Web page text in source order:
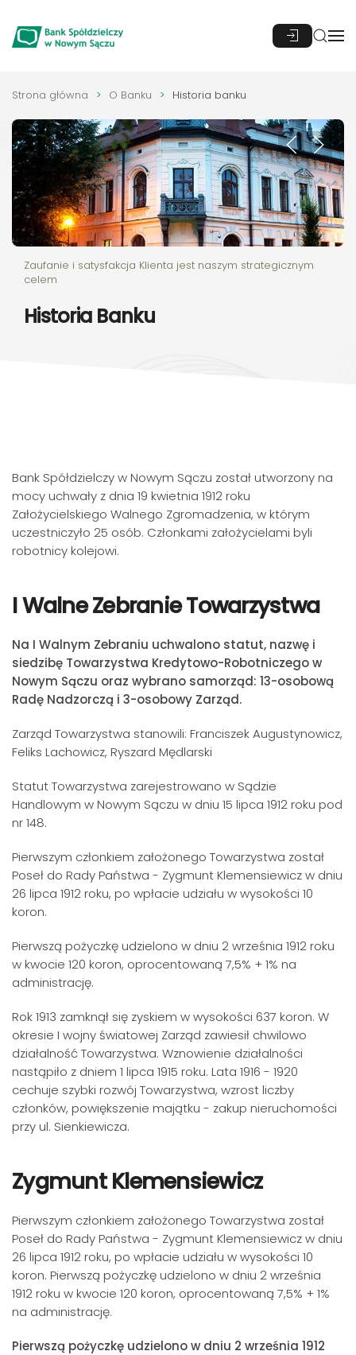
Przejdź do głównej treści
Strona główna O Banku Historia banku
Zaufanie i satysfakcja Klienta jest naszym strategicznym
celem
Historia Banku
Bank Spółdzielczy w Nowym Sączu został utworzony na
mocy uchwały z dnia 19 kwietnia 1912 roku
Założycielskiego Walnego Zgromadzenia, w którym
uczestniczyło 25 osób. Członkami założycielami byli
robotnicy kolejowi.
I Walne Zebranie Towarzystwa
Na I Walnym Zebraniu uchwalono statut, nazwę i
siedzibę Towarzystwa Kredytowo-Robotniczego w
Nowym Sączu oraz wybrano samorząd: 13-osobową
Radę Nadzorczą i 3-osobowy Zarząd.
Zarząd Towarzystwa stanowili: Franciszek Augustynowicz,
Feliks Lachowicz, Ryszard Mędlarski
Statut Towarzystwa zarejestrowano w Sądzie
Handlowym w Nowym Sączu w dniu 15 lipca 1912 roku pod
nr 148.
Pierwszym członkiem założonego Towarzystwa został
Poseł do Rady Państwa - Zygmunt Klemensiewicz w dniu
26 lipca 1912 roku, po wpłacie udziału w wysokości 10
koron.
Pierwszą pożyczkę udzielono w dniu 2 września 1912 roku
w kwocie 120 koron, oprocentowaną 7,5% + 1% na
administrację.
Rok 1913 zamknął się zyskiem w wysokości 637 koron. W
okresie I wojny światowej Zarząd zawiesił chwilowo
działalność Towarzystwa. Wznowienie działalności
nastąpiło z dniem 1 lipca 1915 roku. Lata 1916 - 1920
cechuje szybki rozwój Towarzystwa, wzrost liczby
członków, powiększenie majątku - zakup nieruchomości
przy ul. Sienkiewicza.
Zygmunt Klemensiewicz
Pierwszym członkiem założonego Towarzystwa został
Poseł do Rady Państwa - Zygmunt Klemensiewicz w dniu
26 lipca 1912 roku, po wpłacie udziału w wysokości 10
koron. Pierwszą pożyczkę udzielono w dniu 2 września
1912 roku w kwocie 120 koron, oprocentowaną 7,5% + 1%
na administrację.
Pierwszą pożyczkę udzielono w dniu 2 września 1912